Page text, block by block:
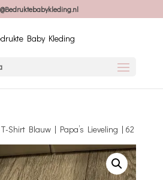
Shirt Blauw | Papa’s Lieveling | 62